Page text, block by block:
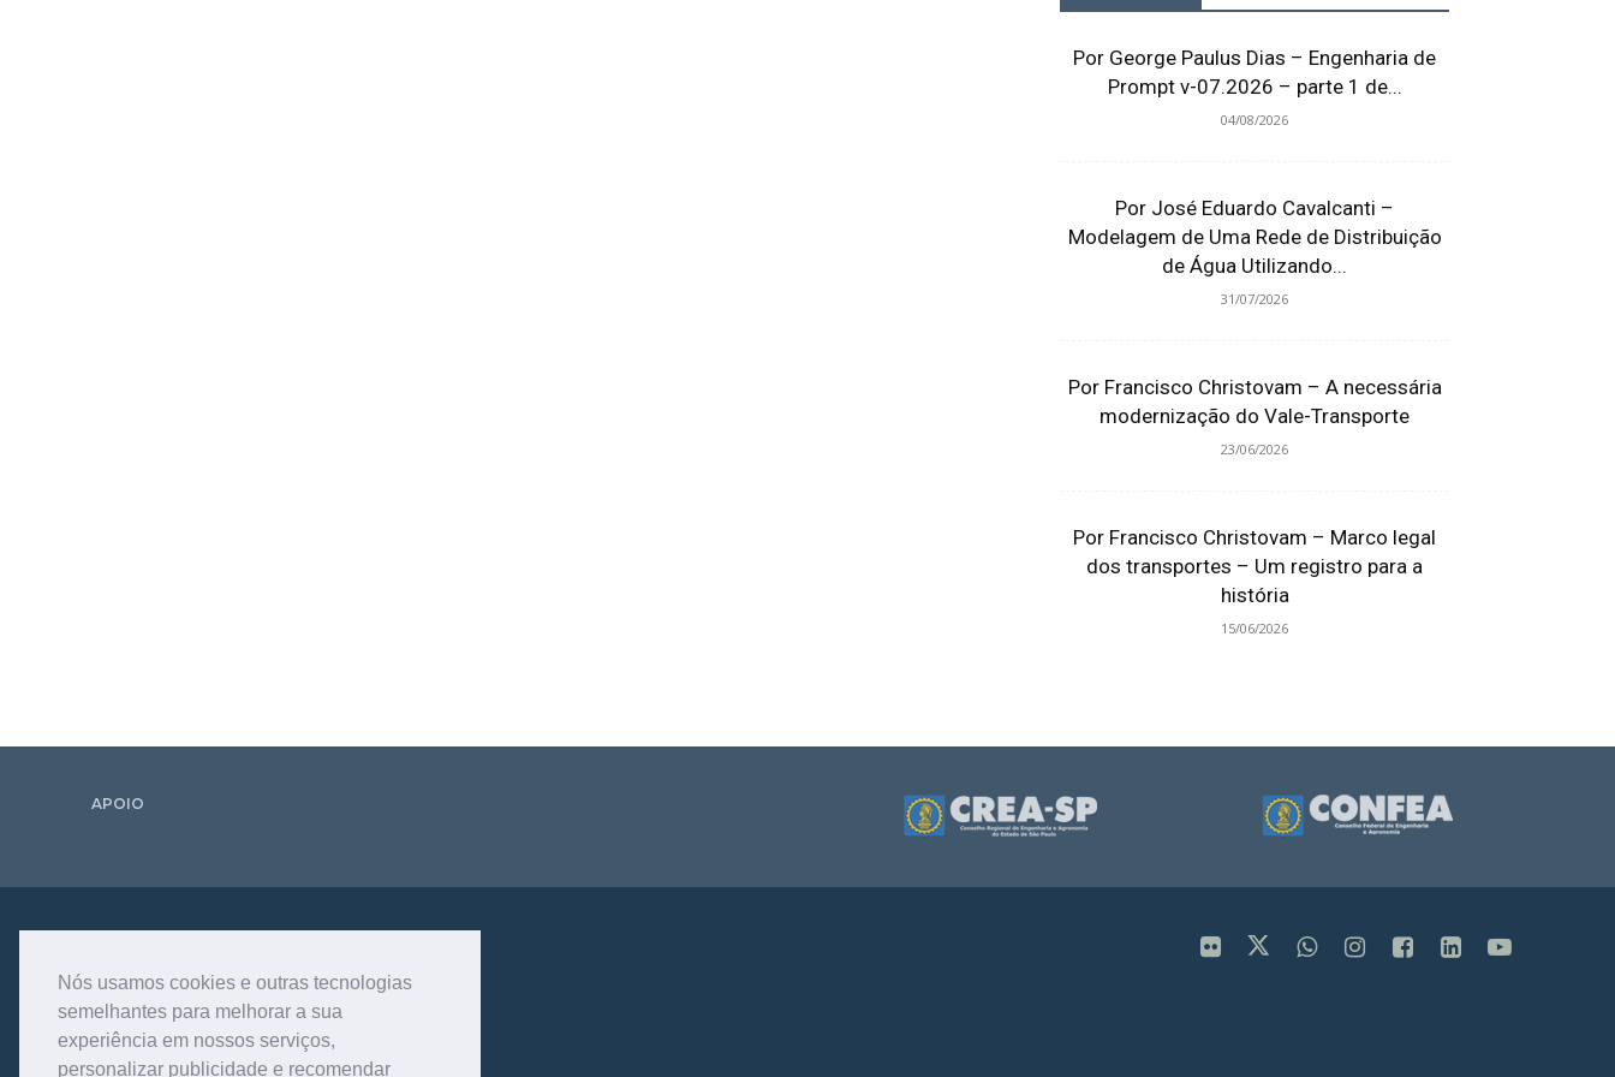
Nós usamos cookies e outras tecnologias
semelhantes para melhorar a sua
experiência em nossos serviços,
personalizar publicidade e recomendar
Por George Paulus Dias – Engenharia de
Prompt v-07.2026 – parte 1 de...
04/08/2026
Por José Eduardo Cavalcanti –
Modelagem de Uma Rede de Distribuição
de Água Utilizando...
31/07/2026
Por Francisco Christovam – A necessária
modernização do Vale-Transporte
23/06/2026
Por Francisco Christovam – Marco legal
dos transportes – Um registro para a
história
15/06/2026
APOIO